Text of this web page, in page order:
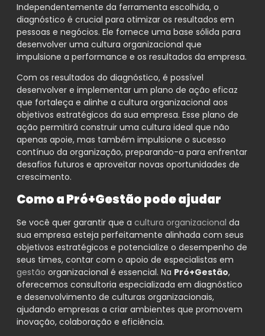
Independentemente da ferramenta escolhida, o
diagnóstico é crucial para otimizar os resultados em
pessoas e negócios. Ele fornece uma base sólida para
desenvolver uma cultura organizacional que
impulsione a performance e os resultados da empresa.
Com os resultados do diagnóstico, é possível
desenvolver e implementar um plano de ação eficaz
que fortaleça e alinhe a cultura organizacional aos
objetivos estratégicos da sua empresa. Esse plano de
ação permitirá construir uma cultura ideal que não
apenas apoie, mas também impulsione o sucesso
contínuo da organização, preparando-a para enfrentar
desafios futuros e aproveitar novas oportunidades de
crescimento.
Como a Pró+Gestão pode ajudar
Se você quer garantir que a cultura organizacional da
sua empresa esteja perfeitamente alinhada com seus
objetivos estratégicos e potencialize o desempenho de
seus times, contar com o apoio de especialistas em
gestão organizacional é essencial. Na Pró+Gestão,
oferecemos consultoria especializada em diagnóstico
e desenvolvimento de culturas organizacionais,
ajudando empresas a criar ambientes que promovem
inovação, colaboração e eficiência.